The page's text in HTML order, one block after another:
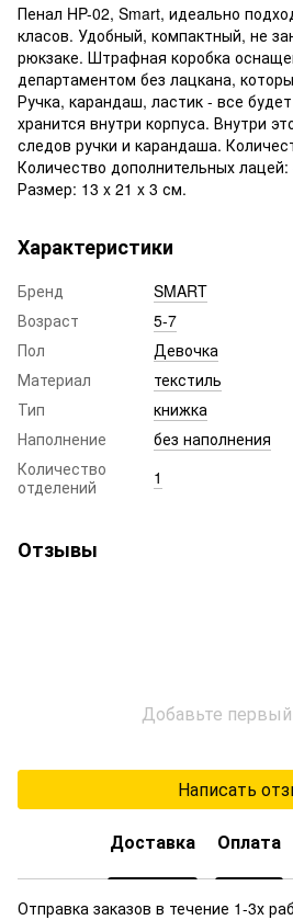
Пенал HP-02, Smart, идеально
класов. Удобный, компактный, не
рюкзаке. Штрафная коробка
департаментом без лацкана,
Ручка, карандаш, ластик - все
хранится внутри корпуса. Внутри
следов ручки и карандаша.
Количество дополнительных
Размер: 13 x 21 x 3 см.
Характеристики
Бренд
SMART
Возраст
5-7
Пол
Девочка
Материал
текстиль
Тип
книжка
Наполнение
без наполнения
Количество
отделений
1
Отзывы
Добавьте
Написать
Доставка Оплата
Отправка заказов в течение 1-3х